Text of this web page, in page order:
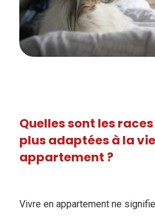
Quelles sont les
plus adaptées à la
appartement ?
Vivre en appartement ne